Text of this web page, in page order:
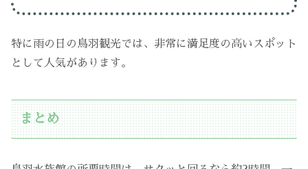
特に雨の日の鳥羽観光では、非常に満足度の高いスポット
として人気があります。
まとめ